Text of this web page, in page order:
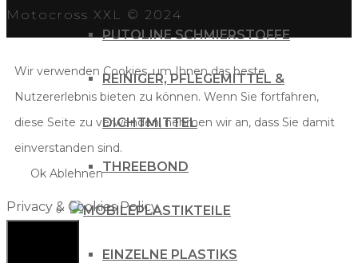
PUTOLINE SCHMIERSTOFFE
REINIGER, PFLEGEMITTEL &
DICHTMITTEL
THREEBOND
PLASTIKTEILE
EINZELNE PLASTIKS
Motocross XXL © 2024
Wir verwenden Cookies, um Ihnen das beste
Nutzererlebnis bieten zu können. Wenn Sie fortfahren,
diese Seite zu verwenden, nehmen wir an, dass Sie damit
einverstanden sind.
Ok Ablehnen
Privacy & Cookies Policy